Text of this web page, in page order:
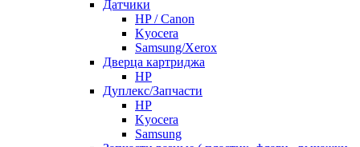
Датчики
HP / Canon
Kyocera
Samsung/Xerox
Дверца картриджа
HP
Дуплекс/Запчасти
HP
Kyocera
Samsung